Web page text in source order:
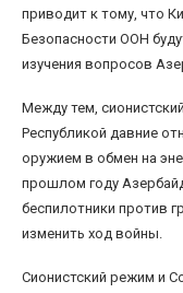
приводит к тому, что
Безопасности ООН
изучения вопросов
Между тем,
Республикой давние
оружием в обмен на
прошлом году
беспилотники против
изменить ход войны.
Сионистский режим и